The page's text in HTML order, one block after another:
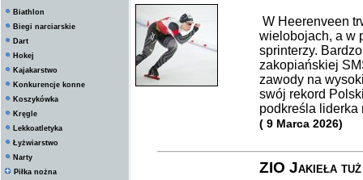
Biathlon
Biegi narciarskie
Dart
Hokej
Kajakarstwo
Konkurencje konne
Koszykówka
Kręgle
Lekkoatletyka
Łyżwiarstwo
Narty
Piłka nożna
W Heerenveen
wielobojach, a w
sprinterzy.
zakopiańskiej
zawody na
swój rekord
podkreśla liderka
( 9 Marca 2026)
ZIO Jakieła tuż